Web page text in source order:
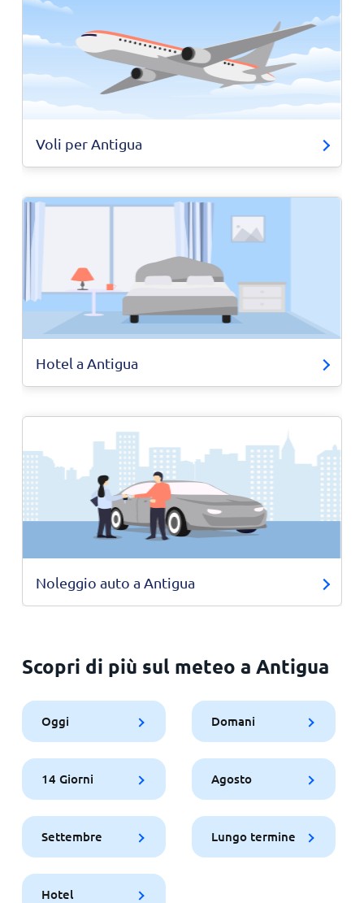
Voli per Antigua
Hotel a Antigua
Noleggio auto a Antigua
Scopri di più sul meteo a Antigua
Oggi Domani
14 Giorni Agosto
Settembre Lungo termine
Hotel